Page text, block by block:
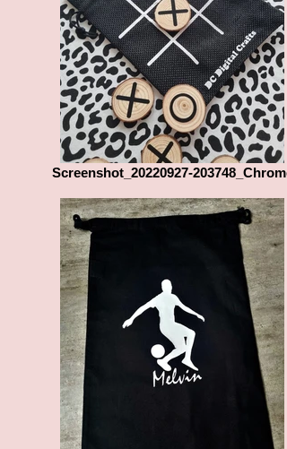
Screenshot_20220927-203748_Chrome